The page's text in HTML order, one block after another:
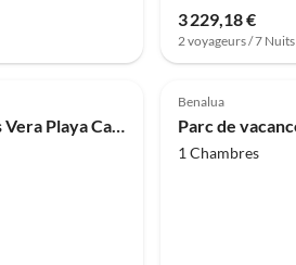
3 229,18 €
2 voyageurs / 7 Nuits
Annonce
Maison de vacances Vera Playa Casa Don Carlo
4.0 (1)
Benalua
1 Chambres